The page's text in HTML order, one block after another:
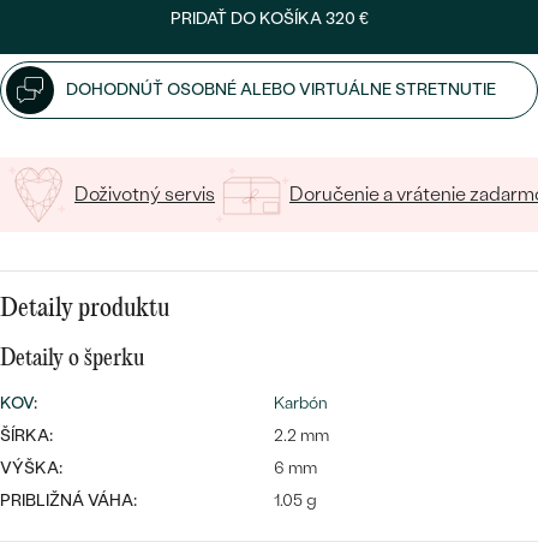
Najpredávanejšie
svadobné
obrúčky
DRAHOKAM
ZLATO
STRIEBRO
S DRAHOKAMAMI
S LAB GROWN DIAMANTMI
S PERLAMI
PERSONALIZOVANÉ
SYMBOLICKÉ
PODĽA PRÍLEŽITOSTI
LUXUSNÉ
PRIDAŤ DO KOŠÍKA320 €
DOHODNÚŤ OSOBNÉ ALEBO VIRTUÁLNE STRETNUTIE
Doživotný servis Doručenie a vrátenie
Detaily produktu
Detaily o šperku
KOV:
Karbón
ŠÍRKA:
2.2 mm
VÝŠKA:
6 mm
PRIBLIŽNÁ VÁHA:
1.05 g